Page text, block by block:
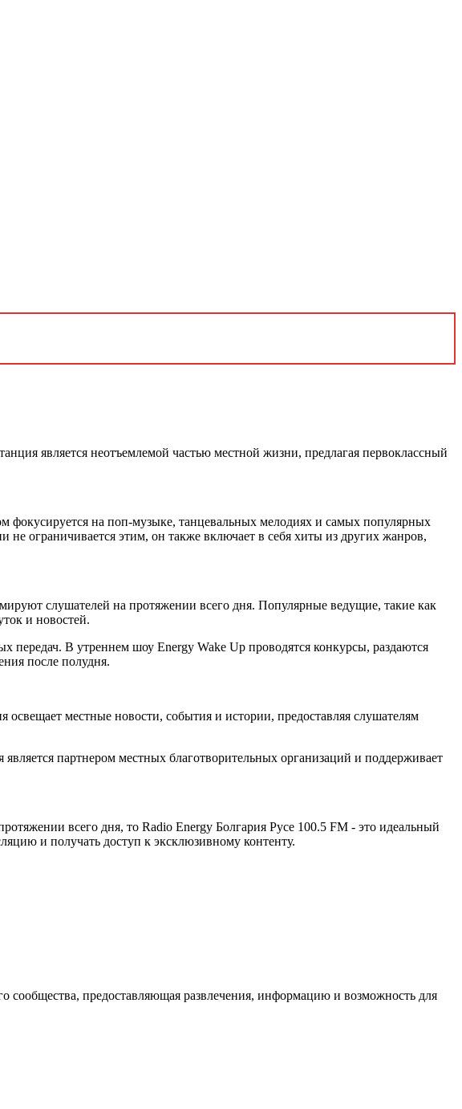
является неотъемлемой частью местной жизни, предлагая первоклассный
фокусируется на поп-музыке, танцевальных мелодиях и самых популярных
не ограничивается этим, он также включает в себя хиты из других жанров,
слушателей на протяжении всего дня. Популярные ведущие, такие как
и новостей.
В утреннем шоу Energy Wake Up проводятся конкурсы, раздаются
после полудня.
местные новости, события и истории, предоставляя слушателям
партнером местных благотворительных организаций и поддерживает
всего дня, то Radio Energy Болгария Русе 100.5 FM - это идеальный
и получать доступ к эксклюзивному контенту.
сообщества, предоставляющая развлечения, информацию и возможность для